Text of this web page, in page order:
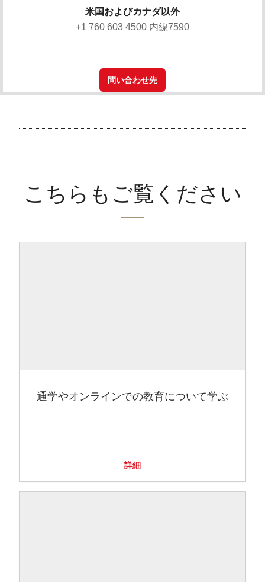
米国およびカナダ以外
+1 760 603 4500 内線7590
問い合わせ先
こちらもご覧ください
通学やオンラインでの教育について学ぶ
詳細